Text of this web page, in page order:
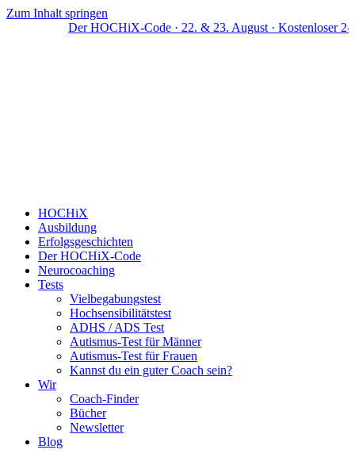
Zum Inhalt springen
Der HOCHiX-Code · 22. & 23. August · Kostenloser 2-
HOCHiX
Ausbildung
Erfolgsgeschichten
Der HOCHiX-Code
Neurocoaching
Tests
Vielbegabungstest
Hochsensibilitätstest
ADHS / ADS Test
Autismus-Test für Männer
Autismus-Test für Frauen
Kannst du ein guter Coach sein?
Wir
Coach-Finder
Bücher
Newsletter
Blog